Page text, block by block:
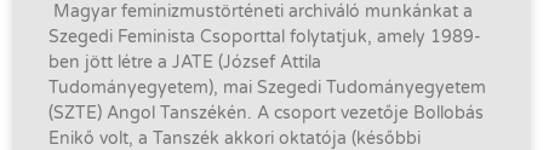
Magyar feminizmustörténeti archiváló munkánkat a
Szegedi Feminista Csoporttal folytatjuk, amely 1989-
ben jött létre a JATE (József Attila
Tudományegyetem), mai Szegedi Tudományegyetem
(SZTE) Angol Tanszékén. A csoport vezetője Bollobás
Enikő volt, a Tanszék akkori oktatója (későbbi